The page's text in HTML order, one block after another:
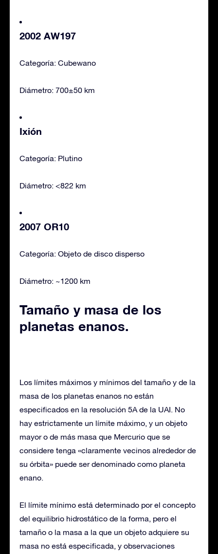
2002 AW197
Categoría: Cubewano
Diámetro: 700±50 km
Ixión
Categoría: Plutino
Diámetro: <822 km
2007 OR10
Categoría: Objeto de disco disperso
Diámetro: ~1200 km
Tamaño y masa de los
planetas enanos.
Los límites máximos y mínimos del tamaño y de la
masa de los planetas enanos no están
especificados en la resolución 5A de la UAI. No
hay estrictamente un límite máximo, y un objeto
mayor o de más masa que Mercurio que se
considere tenga «claramente vecinos alrededor de
su órbita» puede ser denominado como planeta
enano.
El límite mínimo está determinado por el concepto
del equilibrio hidrostático de la forma, pero el
tamaño o la masa a la que un objeto adquiere su
masa no está especificada, y observaciones